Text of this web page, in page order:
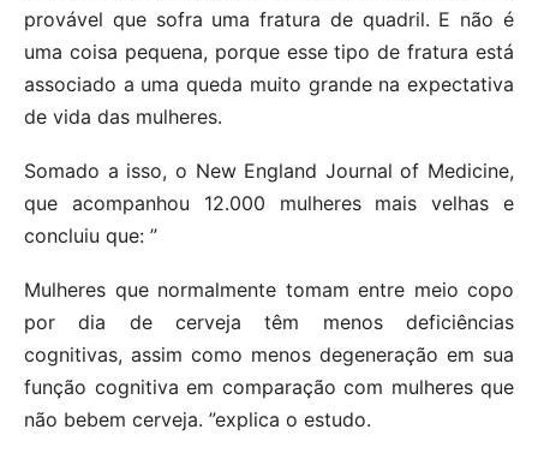
provável que sofra uma fratura de quadril. E não é
uma coisa pequena, porque esse tipo de fratura está
associado a uma queda muito grande na expectativa
de vida das mulheres.
Somado a isso, o New England Journal of Medicine,
que acompanhou 12.000 mulheres mais velhas e
concluiu que: ”
Mulheres que normalmente tomam entre meio copo
por dia de cerveja têm menos deficiências
cognitivas, assim como menos degeneração em sua
função cognitiva em comparação com mulheres que
não bebem cerveja. ”explica o estudo.